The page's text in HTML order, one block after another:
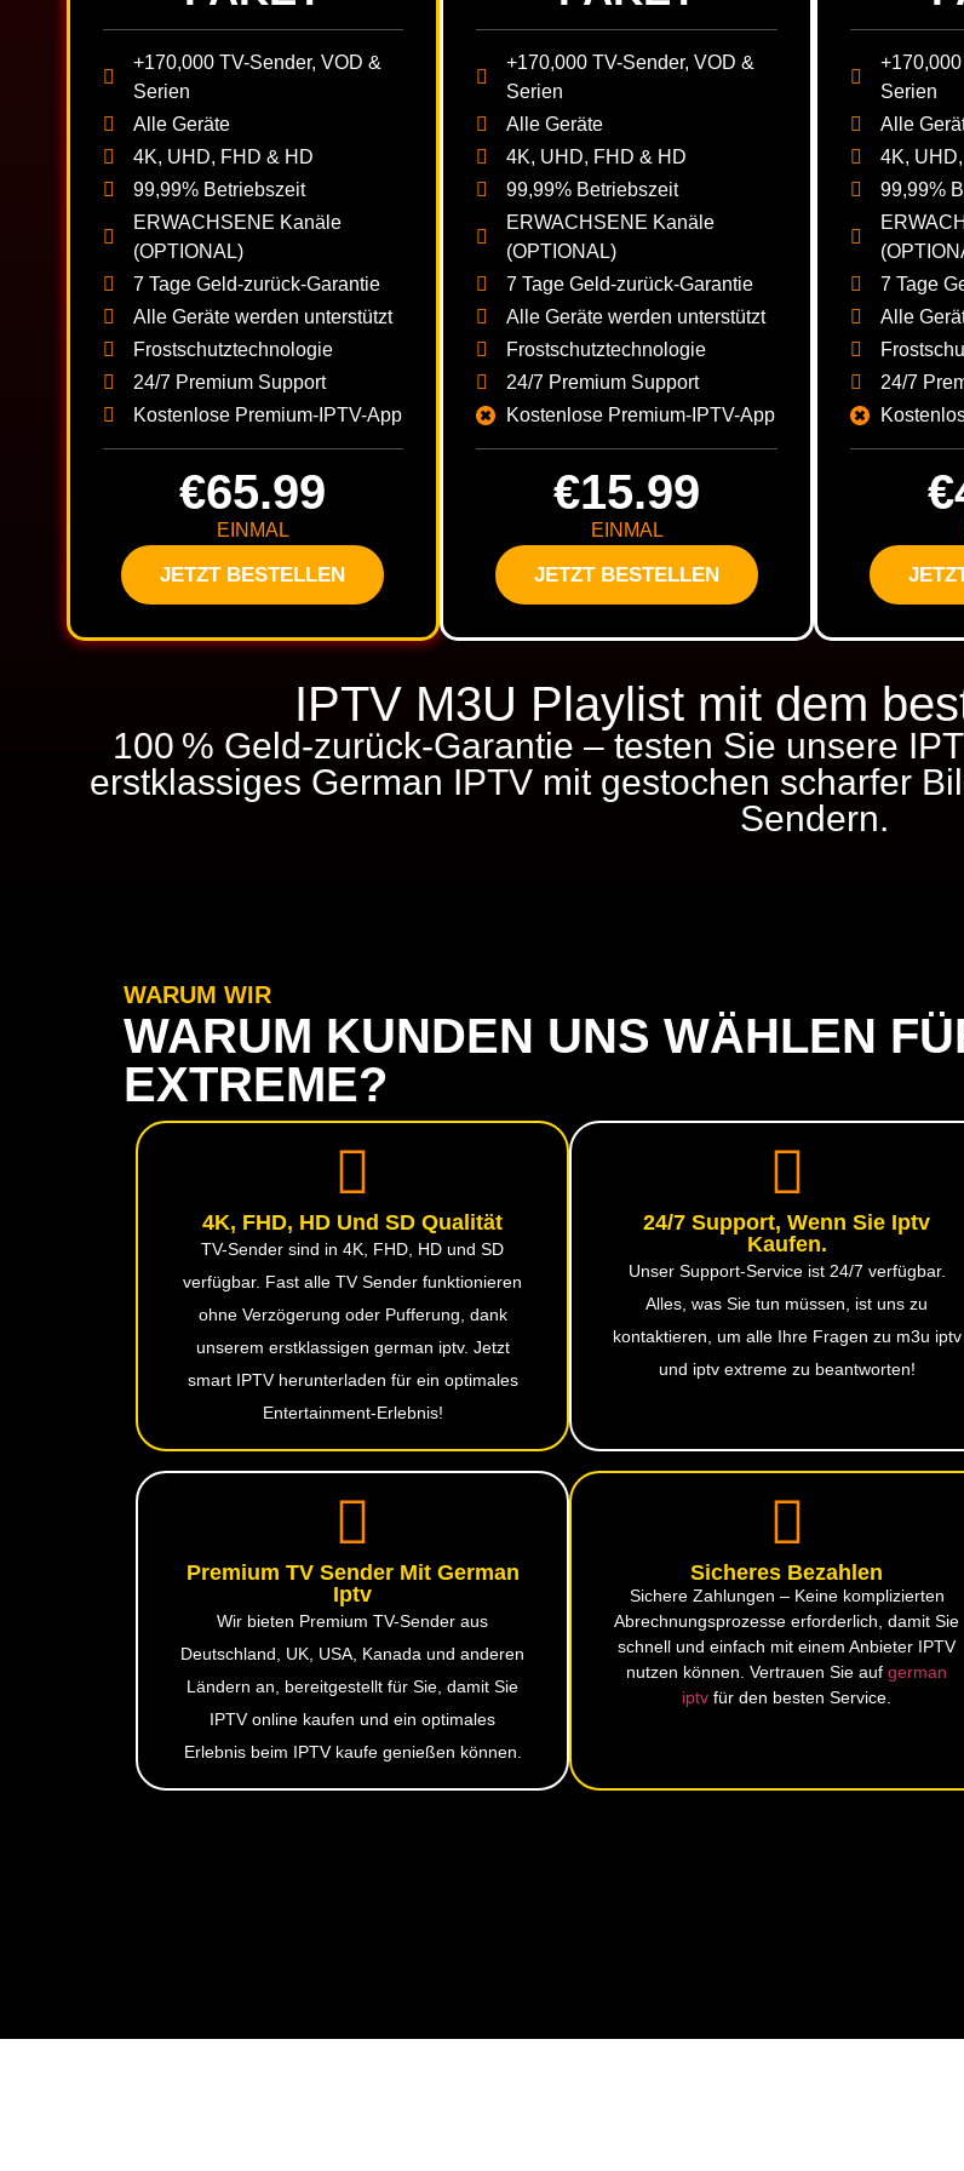
+170,000 TV-Sender, VOD &
Serien
Alle Geräte
4K, UHD, FHD & HD
99,99% Betriebszeit
ERWACHSENE Kanäle
(OPTIONAL)
7 Tage Geld-zurück-Garantie
Alle Geräte werden unterstützt
Frostschutztechnologie
24/7 Premium Support
Kostenlose Premium-IPTV-App
€65.99
EINMAL
JETZT BESTELLEN
+170,000 TV-Sender, VOD &
Serien
Alle Geräte
4K, UHD, FHD & HD
99,99% Betriebszeit
ERWACHSENE Kanäle
(OPTIONAL)
7 Tage Geld-zurück-Garantie
Alle Geräte werden unterstützt
Frostschutztechnologie
24/7 Premium Support
Kostenlose Premium-IPTV-App
€15.99
EINMAL
JETZT BESTELLEN
Serien
Alle
4K,
99,99%
7 Tage
Alle
24/7
IPTV M3U Playlist mit dem
100 % Geld-zurück-Garantie – testen Sie unsere
erstklassiges German IPTV mit gestochen scharfer
Sendern.
WARUM WIR
WARUM KUNDEN UNS WÄHLEN
EXTREME?
4K, FHD, HD Und SD Qualität
TV-Sender sind in 4K, FHD, HD und SD
verfügbar. Fast alle TV Sender funktionieren
ohne Verzögerung oder Pufferung, dank
unserem erstklassigen german iptv. Jetzt
smart IPTV herunterladen für ein optimales
Entertainment-Erlebnis!
24/7 Support, Wenn Sie Iptv
Kaufen.
Unser Support-Service ist 24/7 verfügbar.
Alles, was Sie tun müssen, ist uns zu
kontaktieren, um alle Ihre Fragen zu m3u iptv​
und iptv extreme zu beantworten!
Premium TV Sender Mit German
Iptv
Wir bieten Premium TV-Sender aus
Deutschland, UK, USA, Kanada und anderen
Ländern an, bereitgestellt für Sie, damit Sie
IPTV online kaufen und ein optimales
Erlebnis beim IPTV kaufe genießen können.
Sicheres Bezahlen
Sichere Zahlungen – Keine komplizierten
Abrechnungsprozesse erforderlich, damit Sie
schnell und einfach mit einem Anbieter IPTV
nutzen können. Vertrauen Sie aufgerman
iptv für den besten Service.